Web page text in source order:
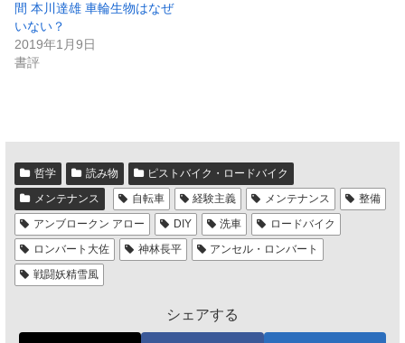
間 本川達雄 車輪生物はなぜ
いない？
2019年1月9日
書評
哲学 読み物
ピストバイク・ロードバイク
メンテナンス
自転車 経験主義 メンテナンス
整備
アンブロークン アロー
DIY 洗車
ロードバイク
ロンバート大佐
神林長平
アンセル・ロンバート
戦闘妖精雪風
シェアする